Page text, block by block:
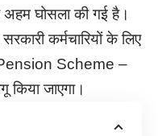
अहम घोसला की गई है।
कर्मचारियों के लिए
Scheme –
जाएगा।